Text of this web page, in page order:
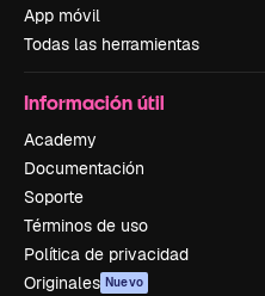
App móvil
Todas las herramientas
Información útil
Academy
Documentación
Soporte
Términos de uso
Política de privacidad
Originales Nuevo